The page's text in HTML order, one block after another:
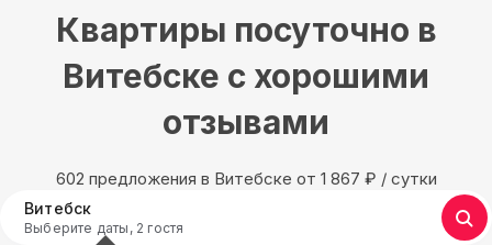
Квартиры посуточно в
Витебске с хорошими
отзывами
602 предложения в Витебске oт 1 867 ₽ / сутки
Витебск
Выберите даты, 2 гостя